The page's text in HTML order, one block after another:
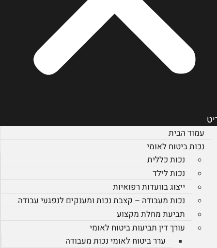
עמוד הבית
נכות ביטוח לאומי
נכות כללית
נכות לילד
ייצוג בוועדות רפואיות
נכות מעבודה – קצבת נכות ומענקים לנפגעי עבודה
תביעת מחלת מקצוע
עורך דין תביעות ביטוח לאומי
ערר ביטוח לאומי נכות מעבודה